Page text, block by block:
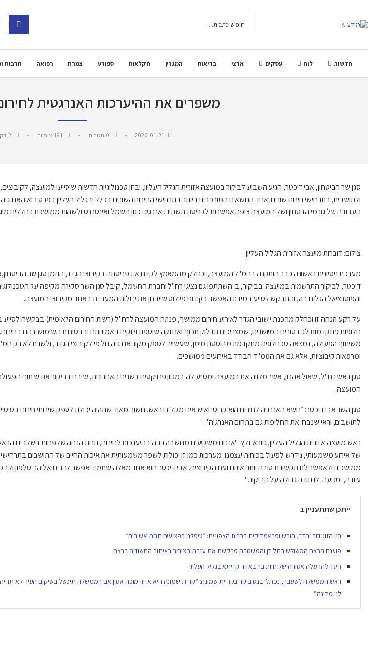
חדשות לוח עסקים ארצי בריאות המגזין חקלאות ספורט צמרת רפואה תרבות
משפרים את ההיערכות האנרגטית לחירום
2020-01-21
131 ציפיות 2 דקות קרא עוד
סגן שר הביטחון,אבידיכטר, הגיע השבוע לביקור במועצה אזורית הגליל העליון, ובחן טכנולוגיות חדשות שיסייעו למועצה, לקיבוצים,
ולתושבים, בתרחישי חירום שונים.אחד הנושאים המורכבים ביותר בתרחישי החירום השונים בכלל ובגליל העליון בפרט הוא
העבודה של גורמי הבטחון ושל המועצה צופה אפשרות לקריסת תשתיות אנרגיה כגון חשמל ואינטרנט ולשהות ממושכת בחללים
צילום: דוברות מועצה אזורית הגליל העליון
מערכת ניסיונית ראשונה כבר הותקנה בחמ"ל המועצה, וכחלק מהמאמץ לקדם את פריסתה בקיבוצי הגדר, הוזמן סגן שר הביטחון,
דיכטר, לביקור התרשמות במועצה.בביקור, בו השתתפו גם נציגירח"לוחברת החשמל, קיבל סגן השר סקירה מקיפה על
והפוטנציאל הגלום בה, והתבקש לסייע במידת האפשר בקידום פיילוט שייבחן את יכולות המערכת באחד מקיבוצי המועצה.
על רקע הנחה זו וכחלק מהכנת יישובי הגדר לאירוע חירום ממושך, פנתה המועצהלרח"ל(רשות החירום הלאומית)בבקשה לסייע
חלופות מתקדמות לגנרטורים המיושנים, שמצריכים תדלוק תכוף ואחזקה שוטפת ולוקים באמינותם ובבטיחות השימוש בהם בחירום.
משיתוף הפעולה, נמצאה טכנולוגיה מתקדמת מבוססת מימן, שעשויה לספק מקור אנרגיה חלופי לקיבוצי הגדר, ולשרת לא רק
ומרפאות קיבוציות, אלא גם את הממ"ד הבודד באירועים ממושכים.
סגן ראש רח"ל, שאול אהרון,אשרמלווה את המועצה ומסייע לה במגוון פרויקטים בשנים האחרונות, שיבח בביקור את שיתוף
המועצה.
סגן השר אבידיכטר: ״נושאהאנרגיה לחירום הוא קריטי ואיש אינו מקל בו ראש. חשוב מאוד שתהיה יכולת לספק שירותי חירום
לתושבים, וראי שנבחן את החלופות גם בתחום האנרגיה".
ראש מועצה אזורית הגליל העליון, גיוראזלץ: "אנחנו משקיעים מחשבה רבה בהיערכות לחירום, תחת הנחה שלפחות בשלבים
של אירוע משמעותי, נידרש לפעול בכוחות עצמנו. מערכות כמו זו יכולות לשפר משמעותית את איכות החיים של התושבים בתרחישי
ממושכים ולאפשר לנו תקשורת טובה יותר איתם ועם הקיבוצים. אבידיכטרהוא אחד מאלה שתמיד אפשר להרים אליהם טלפון
עזרה, ומגיעה לו תודה גדולה על הביקור."
ייתכן שתתעניין ב
בני הזוג דור והדר, חובש ופראמדיקית בחזית הצפונית: ״טיפלנו בפצועים תחת אש חיה״
פוענח הרצח המשולש בתל דן והמשטרה מבקשת את עזרת הציבור באיתור החשודים ברצח
חשד להרעלה אסורה של חיות בר באזור קדיתא בגליל העליון
ראש הממשלה לשעבר, נפתלי בנט ביקר בקריית שמונה: “קרית שמונה היא אזור מוכה אסון אם הממשלה תיכשל בשיקום העיר לא תהיה
לנו מדינה”